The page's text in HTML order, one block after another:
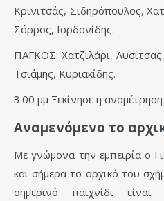
Κρινιτσάς, Σιδηρόπουλος,
Σάρρος, Ιορδανίδης.
ΠΑΓΚΟΣ: Χατζιλάρι,
Τσιάμης, Κυριακίδης.
3.00 μμ Ξεκίνησε η αναμέτρηση
Αναμενόμενο το
Με γνώμονα την εμπειρία ο
και σήμερα το αρχικό του
σημερινό παιχνίδι